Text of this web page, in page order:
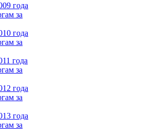
года
за
года
за
года
за
года
за
года
за